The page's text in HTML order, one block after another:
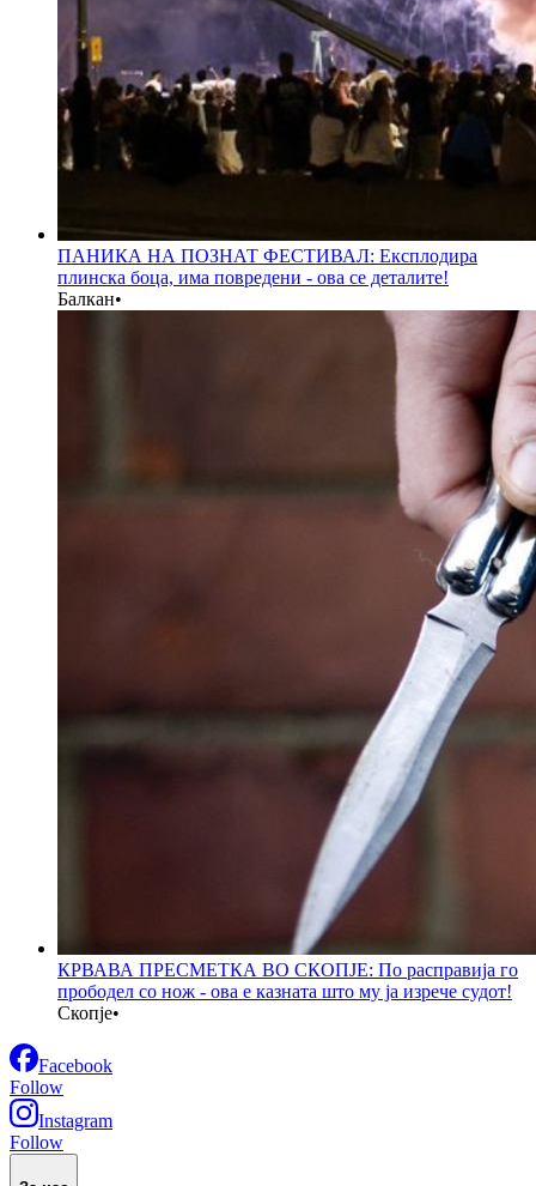
ПАНИКА НА ПОЗНАТ ФЕСТИВАЛ: Експлодира
плинска боца, има повредени - ова се деталите!
Балкан•
КРВАВА ПРЕСМЕТКА ВО СКОПЈЕ: По расправија го
прободел со нож - ова е казната што му ја изрече судот!
Скопје•
Facebook
Follow
Instagram
Follow